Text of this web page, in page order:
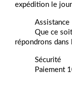
expédition le
Assistance
Que ce
répondrons dans
Sécurité
Paiement